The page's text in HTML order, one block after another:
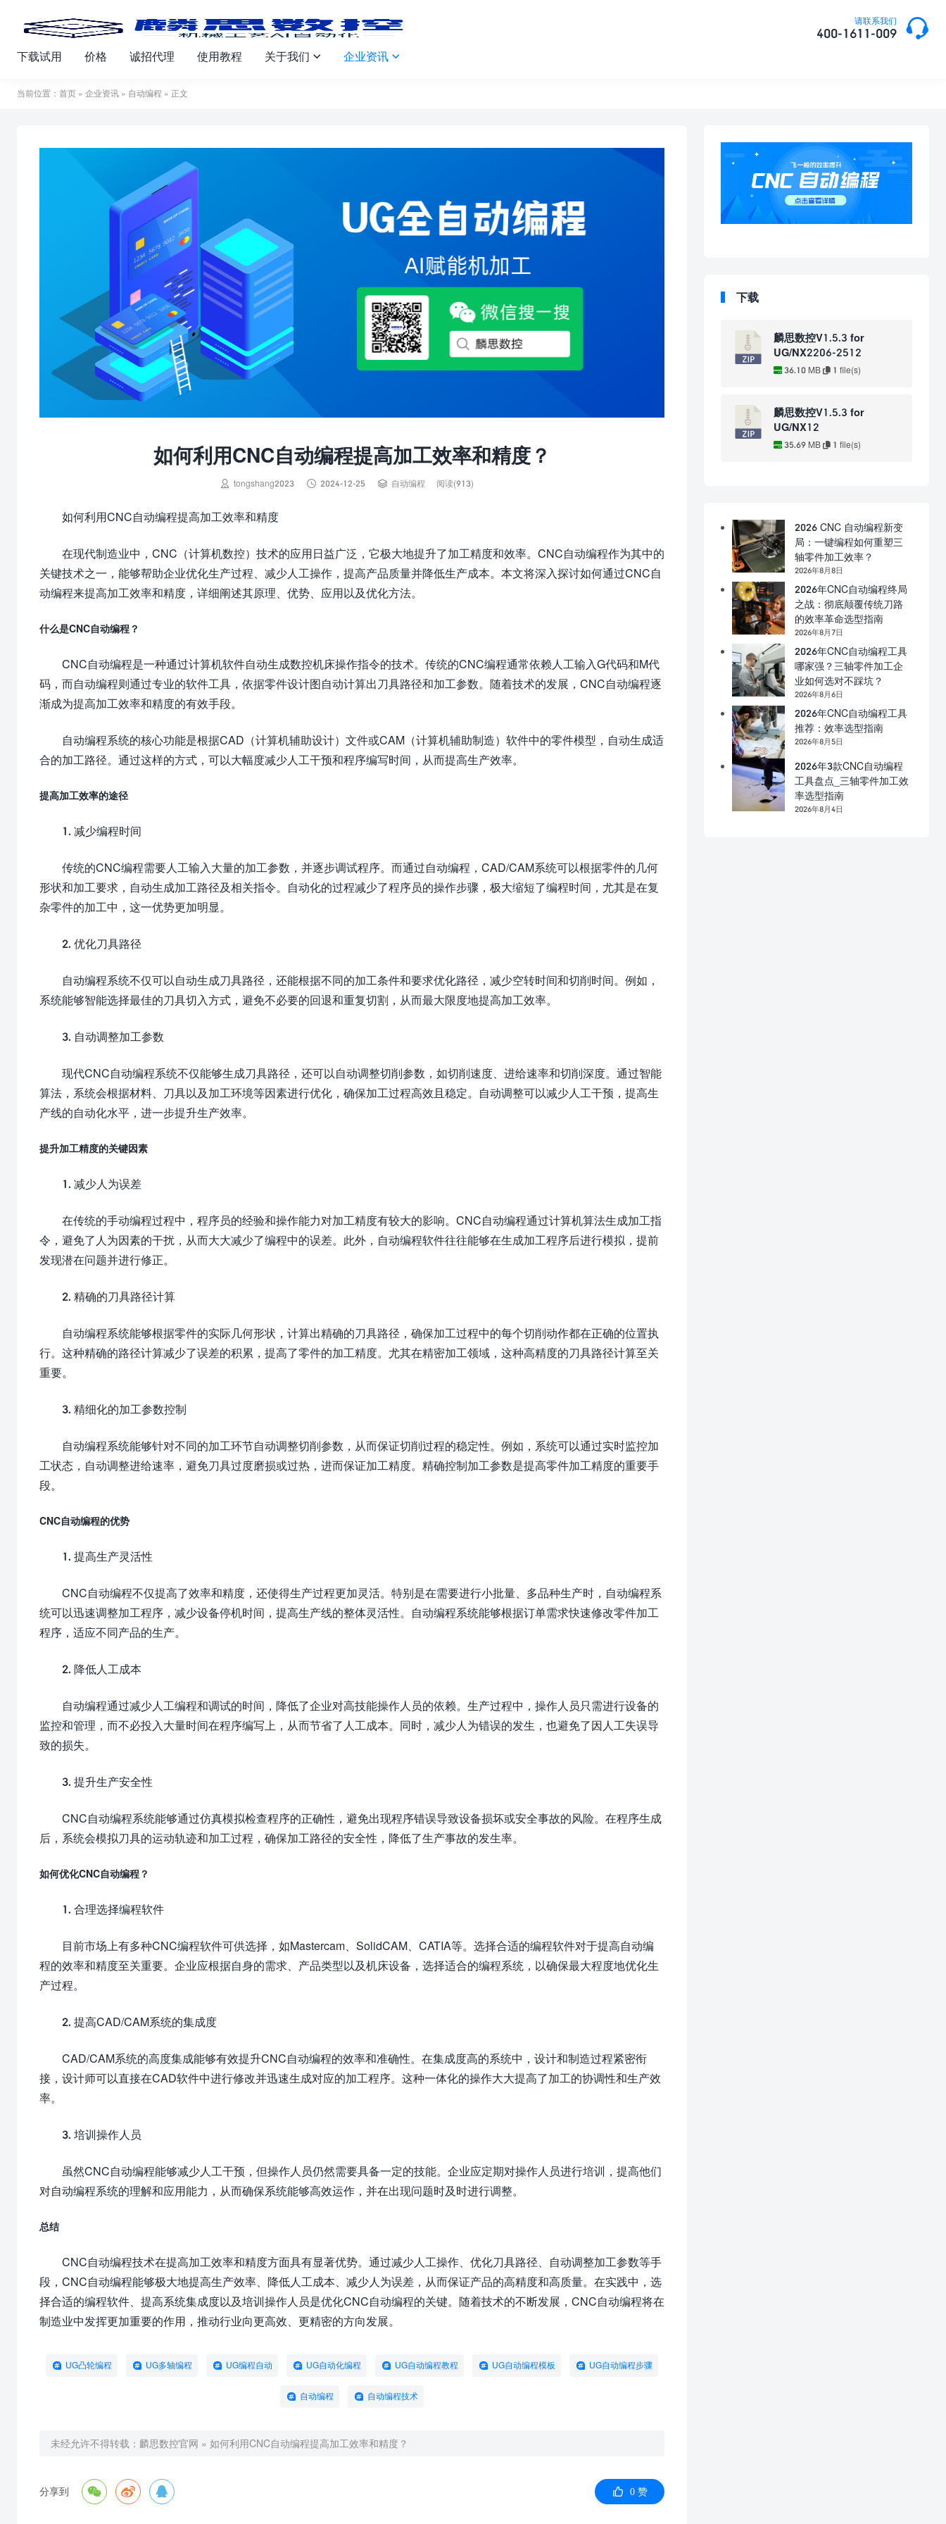
请联系我们
400-1611-009 
下载试用 价格 诚招代理 使用教程 关于我们  企业资讯 
当前位置： 首页 » 企业资讯 » 自动编程 » 正文
如何利用CNC自动编程提高加工效率和精度？
 tongshang2023  2024-12-25  自动编程 阅读(913)
如何利用CNC自动编程提高加工效率和精度
在现代制造业中，CNC（计算机数控）技术的应用日益广泛，它极大地提升了加工精度和效率。CNC自动编程作为其中的
关键技术之一，能够帮助企业优化生产过程、减少人工操作，提高产品质量并降低生产成本。本文将深入探讨如何通过CNC自
动编程来提高加工效率和精度，详细阐述其原理、优势、应用以及优化方法。
什么是CNC自动编程？
CNC自动编程是一种通过计算机软件自动生成数控机床操作指令的技术。传统的CNC编程通常依赖人工输入G代码和M代
码，而自动编程则通过专业的软件工具，依据零件设计图自动计算出刀具路径和加工参数。随着技术的发展，CNC自动编程逐
渐成为提高加工效率和精度的有效手段。
自动编程系统的核心功能是根据CAD（计算机辅助设计）文件或CAM（计算机辅助制造）软件中的零件模型，自动生成适
合的加工路径。通过这样的方式，可以大幅度减少人工干预和程序编写时间，从而提高生产效率。
提高加工效率的途径
1. 减少编程时间
传统的CNC编程需要人工输入大量的加工参数，并逐步调试程序。而通过自动编程，CAD/CAM系统可以根据零件的几何
形状和加工要求，自动生成加工路径及相关指令。自动化的过程减少了程序员的操作步骤，极大缩短了编程时间，尤其是在复
杂零件的加工中，这一优势更加明显。
2. 优化刀具路径
自动编程系统不仅可以自动生成刀具路径，还能根据不同的加工条件和要求优化路径，减少空转时间和切削时间。例如，
系统能够智能选择最佳的刀具切入方式，避免不必要的回退和重复切割，从而最大限度地提高加工效率。
3. 自动调整加工参数
现代CNC自动编程系统不仅能够生成刀具路径，还可以自动调整切削参数，如切削速度、进给速率和切削深度。通过智能
算法，系统会根据材料、刀具以及加工环境等因素进行优化，确保加工过程高效且稳定。自动调整可以减少人工干预，提高生
产线的自动化水平，进一步提升生产效率。
提升加工精度的关键因素
1. 减少人为误差
在传统的手动编程过程中，程序员的经验和操作能力对加工精度有较大的影响。CNC自动编程通过计算机算法生成加工指
令，避免了人为因素的干扰，从而大大减少了编程中的误差。此外，自动编程软件往往能够在生成加工程序后进行模拟，提前
发现潜在问题并进行修正。
2. 精确的刀具路径计算
自动编程系统能够根据零件的实际几何形状，计算出精确的刀具路径，确保加工过程中的每个切削动作都在正确的位置执
行。这种精确的路径计算减少了误差的积累，提高了零件的加工精度。尤其在精密加工领域，这种高精度的刀具路径计算至关
重要。
3. 精细化的加工参数控制
自动编程系统能够针对不同的加工环节自动调整切削参数，从而保证切削过程的稳定性。例如，系统可以通过实时监控加
工状态，自动调整进给速率，避免刀具过度磨损或过热，进而保证加工精度。精确控制加工参数是提高零件加工精度的重要手
段。
CNC自动编程的优势
1. 提高生产灵活性
CNC自动编程不仅提高了效率和精度，还使得生产过程更加灵活。特别是在需要进行小批量、多品种生产时，自动编程系
统可以迅速调整加工程序，减少设备停机时间，提高生产线的整体灵活性。自动编程系统能够根据订单需求快速修改零件加工
程序，适应不同产品的生产。
2. 降低人工成本
自动编程通过减少人工编程和调试的时间，降低了企业对高技能操作人员的依赖。生产过程中，操作人员只需进行设备的
监控和管理，而不必投入大量时间在程序编写上，从而节省了人工成本。同时，减少人为错误的发生，也避免了因人工失误导
致的损失。
3. 提升生产安全性
CNC自动编程系统能够通过仿真模拟检查程序的正确性，避免出现程序错误导致设备损坏或安全事故的风险。在程序生成
后，系统会模拟刀具的运动轨迹和加工过程，确保加工路径的安全性，降低了生产事故的发生率。
如何优化CNC自动编程？
1. 合理选择编程软件
目前市场上有多种CNC编程软件可供选择，如Mastercam、SolidCAM、CATIA等。选择合适的编程软件对于提高自动编
程的效率和精度至关重要。企业应根据自身的需求、产品类型以及机床设备，选择适合的编程系统，以确保最大程度地优化生
产过程。
2. 提高CAD/CAM系统的集成度
CAD/CAM系统的高度集成能够有效提升CNC自动编程的效率和准确性。在集成度高的系统中，设计和制造过程紧密衔
接，设计师可以直接在CAD软件中进行修改并迅速生成对应的加工程序。这种一体化的操作大大提高了加工的协调性和生产效
率。
3. 培训操作人员
虽然CNC自动编程能够减少人工干预，但操作人员仍然需要具备一定的技能。企业应定期对操作人员进行培训，提高他们
对自动编程系统的理解和应用能力，从而确保系统能够高效运作，并在出现问题时及时进行调整。
总结
CNC自动编程技术在提高加工效率和精度方面具有显著优势。通过减少人工操作、优化刀具路径、自动调整加工参数等手
段，CNC自动编程能够极大地提高生产效率、降低人工成本、减少人为误差，从而保证产品的高精度和高质量。在实践中，选
择合适的编程软件、提高系统集成度以及培训操作人员是优化CNC自动编程的关键。随着技术的不断发展，CNC自动编程将在
制造业中发挥更加重要的作用，推动行业向更高效、更精密的方向发展。
UG凸轮编程 UG多轴编程 UG编程自动 UG自动化编程 UG自动编程教程 UG自动编程模板 UG自动编程步骤
自动编程 自动编程技术
未经允许不得转载： 麟思数控官网 » 如何利用CNC自动编程提高加工效率和精度？
分享到     0 赞
下载
麟思数控V1.5.3 for
UG/NX2206-2512
36.10 MB 1 file(s)
麟思数控V1.5.3 for
UG/NX12
35.69 MB 1 file(s)
2026 CNC 自动编程新变
局：一键编程如何重塑三
轴零件加工效率？
2026年8月8日
2026年CNC自动编程终局
之战：彻底颠覆传统刀路
的效率革命选型指南
2026年8月7日
2026年CNC自动编程工具
哪家强？三轴零件加工企
业如何选对不踩坑？
2026年8月6日
2026年CNC自动编程工具
推荐：效率选型指南
2026年8月5日
2026年3款CNC自动编程
工具盘点_三轴零件加工效
率选型指南
2026年8月4日